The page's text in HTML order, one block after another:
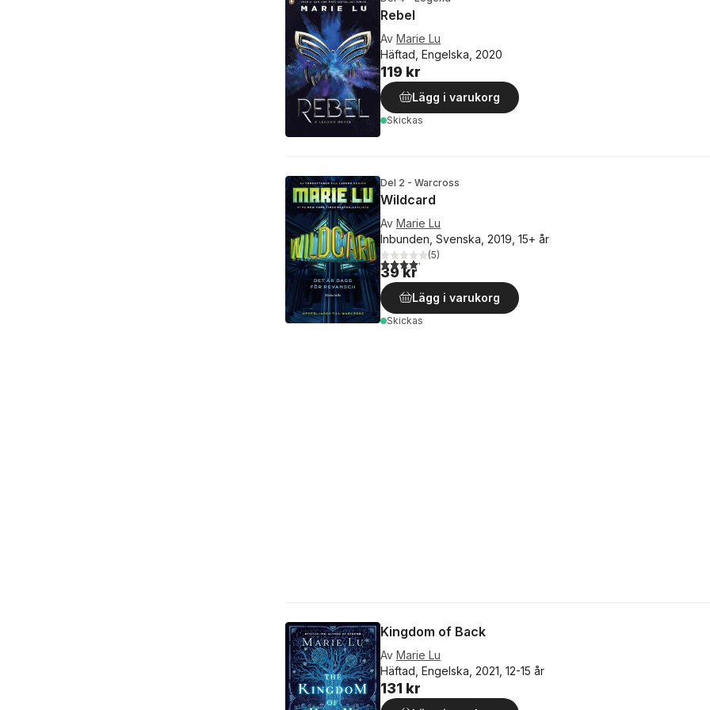
Rebel
Av Marie Lu
Häftad, Engelska, 2020
119 kr
Lägg i varukorg
Skickas
Del 2 - Warcross
Wildcard
Av Marie Lu
Inbunden, Svenska, 2019, 15+ år
4,2utav 5 stjärnor. Totalt antal röster:
(5)
39 kr
Lägg i varukorg
Skickas
Kingdom of Back
Av Marie Lu
Häftad, Engelska, 2021, 12-15 år
131 kr